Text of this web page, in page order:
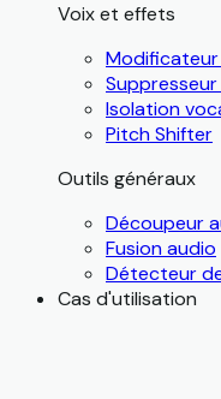
Voix et effets
Isolation
Pitch Shifter
Outils généraux
Découpeur
Fusion audio
Détecteur
Cas d'utilisation